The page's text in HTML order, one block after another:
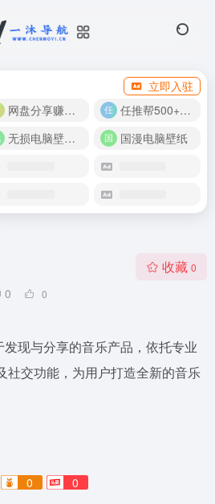
立即入驻
网盘分享赚奖金！
任推帮500+推广项目！
无损电脑壁纸合集 国漫电脑壁纸
0 0
收藏 0
现与分享的音乐产品，依托专业
社交功能，为用户打造全新的音乐
0 0